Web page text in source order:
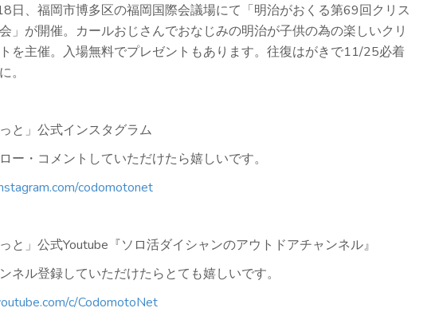
日、福岡市博多区の福岡国際会議場にて「明治がおくる第69回クリス
」が開催。カールおじさんでおなじみの明治が子供の為の楽しいクリ
を主催。入場無料でプレゼントもあります。往復はがきで11/25必着
。
と」公式インスタグラム
ー・コメントしていただけたら嬉しいです。
codomotonet
と」公式Youtube『ソロ活ダイシャンのアウトドアチャンネル』
ネル登録していただけたらとても嬉しいです。
c/CodomotoNet